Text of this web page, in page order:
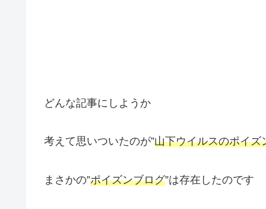
どんな記事にしようか
考えて思いついたのが”山下ウイルスのポイズ
まさかの”ポイズンブログ”は存在したのです